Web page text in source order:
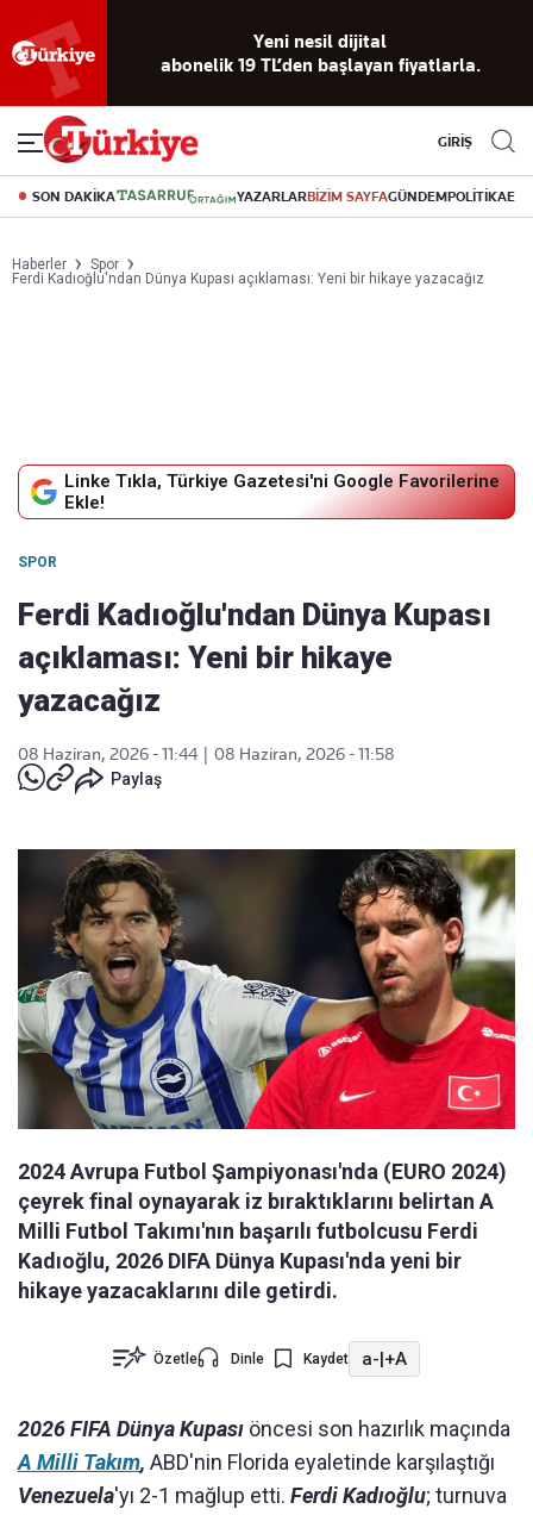
Yeni nesil dijital
abonelik 19 TL’den başlayan fiyatlarla.
GİRİŞ
SON DAKİKA YAZARLARBİZİM SAYFAGÜNDEMPOLİTİKA
Haberler
Spor
Ferdi Kadıoğlu'ndan Dünya Kupası açıklaması: Yeni bir hikaye yazacağız
Linke Tıkla, Türkiye Gazetesi'ni Google Favorilerine
Ekle!
SPOR
Ferdi Kadıoğlu'ndan Dünya Kupası
açıklaması: Yeni bir hikaye
yazacağız
08 Haziran, 2026 - 11:44
08 Haziran, 2026 - 11:58
Paylaş
2024 Avrupa Futbol Şampiyonası'nda (EURO 2024)
çeyrek final oynayarak iz bıraktıklarını belirtan A
Milli Futbol Takımı'nın başarılı futbolcusu Ferdi
Kadıoğlu, 2026 DIFA Dünya Kupası'nda yeni bir
hikaye yazacaklarını dile getirdi.
Özetle Dinle Kaydet a-|+A
2026 FIFA Dünya Kupası öncesi son hazırlık maçında
A Milli Takım, ABD'nin Florida eyaletinde karşılaştığı
Venezuela'yı 2-1 mağlup etti. Ferdi Kadıoğlu; turnuva